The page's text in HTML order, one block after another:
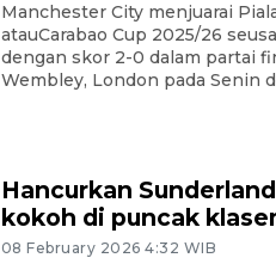
Manchester City menjuarai
atauCarabao Cup 2025/26
dengan skor 2-0 dalam partai
Wembley, London pada Senin
Hancurkan
kokoh di puncak
08 February 2026 4:32 WIB